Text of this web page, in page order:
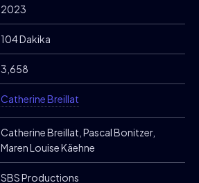
2023
104 Dakika
3,658
Catherine Breillat
Catherine Breillat, Pascal Bonitzer,
Maren Louise Käehne
SBS Productions